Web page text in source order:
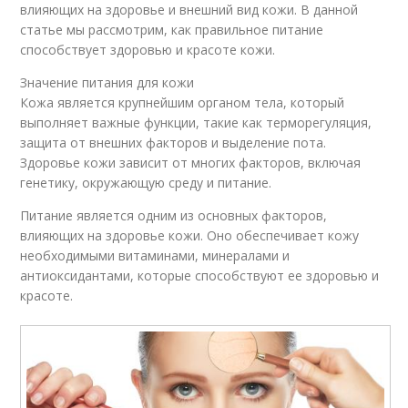
влияющих на здоровье и внешний вид кожи. В данной
статье мы рассмотрим, как правильное питание
способствует здоровью и красоте кожи.
Значение питания для кожи
Кожа является крупнейшим органом тела, который
выполняет важные функции, такие как терморегуляция,
защита от внешних факторов и выделение пота.
Здоровье кожи зависит от многих факторов, включая
генетику, окружающую среду и питание.
Питание является одним из основных факторов,
влияющих на здоровье кожи. Оно обеспечивает кожу
необходимыми витаминами, минералами и
антиоксидантами, которые способствуют ее здоровью и
красоте.